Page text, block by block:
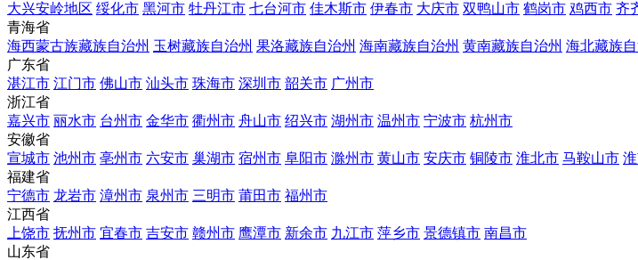
大兴安岭地区 绥化市 黑河市 牡丹江市 七台河市 佳木斯市 伊春市 大庆市 双鸭山市 鹤岗市 鸡西市 齐
青海省
海西蒙古族藏族自治州 玉树藏族自治州 果洛藏族自治州 海南藏族自治州 黄南藏族自治州 海北藏族
广东省
湛江市 江门市 佛山市 汕头市 珠海市 深圳市 韶关市 广州市
浙江省
嘉兴市 丽水市 台州市 金华市 衢州市 舟山市 绍兴市 湖州市 温州市 宁波市 杭州市
安徽省
宣城市 池州市 亳州市 六安市 巢湖市 宿州市 阜阳市 滁州市 黄山市 安庆市 铜陵市 淮北市 马鞍山市
福建省
宁德市 龙岩市 漳州市 泉州市 三明市 莆田市 福州市
江西省
上饶市 抚州市 宜春市 吉安市 赣州市 鹰潭市 新余市 九江市 萍乡市 景德镇市 南昌市
山东省